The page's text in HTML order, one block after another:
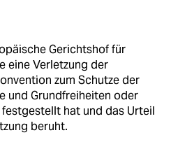
Gerichtshof für
eine Verletzung der
zum Schutze der
und Grundfreiheiten oder
hat und das Urteil
beruht.